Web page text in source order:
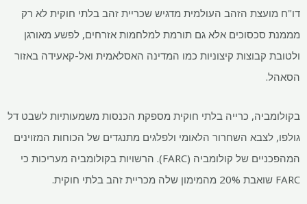
דו"ח מועצת הזהב העולמית מדגיש שכריית זהב בלתי חוקית לא רק
מממנת סכסוכים אלא גם תורמת למלחמות אזרחים, לפשע מאורגן
ולטובת קבוצות קיצוניות כמו המדינה האסלאמית ואל-קאעידה באזור
הסאהל.
בקולומביה, כרייה בלתי חוקית מספקת הכנסות משמעותיות לשבט דל
גולפו, לצבא השחרור הלאומי ולפלגים מתנגדים של הכוחות המזוינים
המהפכניים של קולומביה (FARC). הרשויות בקולומביה מעריכות כי
FARC שואבת 20% מהמימון שלה מכריית זהב בלתי חוקית.